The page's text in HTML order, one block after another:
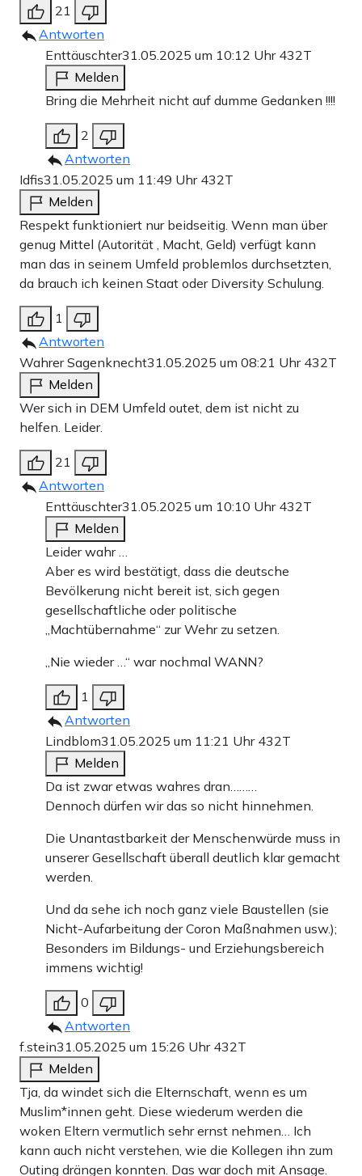
21
Antworten
Enttäuschter31.05.2025 um 10:12 Uhr 432T
Melden
Bring die Mehrheit nicht auf dumme Gedanken !!!!
2
Antworten
Idfis31.05.2025 um 11:49 Uhr 432T
Melden
Respekt funktioniert nur beidseitig. Wenn man über
genug Mittel (Autorität , Macht, Geld) verfügt kann
man das in seinem Umfeld problemlos durchsetzten,
da brauch ich keinen Staat oder Diversity Schulung.
1
Antworten
Wahrer Sagenknecht31.05.2025 um 08:21 Uhr 432T
Melden
Wer sich in DEM Umfeld outet, dem ist nicht zu
helfen. Leider.
21
Antworten
Enttäuschter31.05.2025 um 10:10 Uhr 432T
Melden
Leider wahr …
Aber es wird bestätigt, dass die deutsche
Bevölkerung nicht bereit ist, sich gegen
gesellschaftliche oder politische
„Machtübernahme“ zur Wehr zu setzen.
„Nie wieder …“ war nochmal WANN?
1
Antworten
Lindblom31.05.2025 um 11:21 Uhr 432T
Melden
Da ist zwar etwas wahres dran………
Dennoch dürfen wir das so nicht hinnehmen.
Die Unantastbarkeit der Menschenwürde muss in
unserer Gesellschaft überall deutlich klar gemacht
werden.
Und da sehe ich noch ganz viele Baustellen (sie
Nicht-Aufarbeitung der Coron Maßnahmen usw.);
Besonders im Bildungs- und Erziehungsbereich
immens wichtig!
0
Antworten
f.stein31.05.2025 um 15:26 Uhr 432T
Melden
Tja, da windet sich die Elternschaft, wenn es um
Muslim*innen geht. Diese wiederum werden die
woken Eltern vermutlich sehr ernst nehmen… Ich
kann auch nicht verstehen, wie die Kollegen ihn zum
Outing drängen konnten. Das war doch mit Ansage.